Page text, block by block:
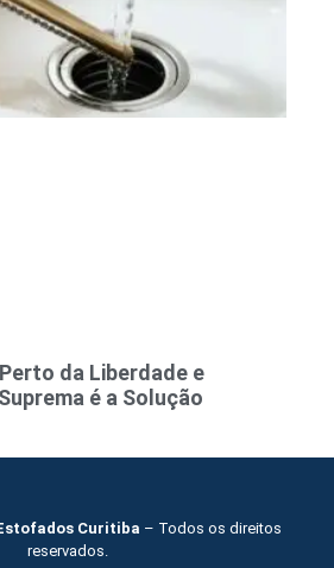
da Liberdade e
é a Solução
Curitiba – Todos os direitos
reservados.